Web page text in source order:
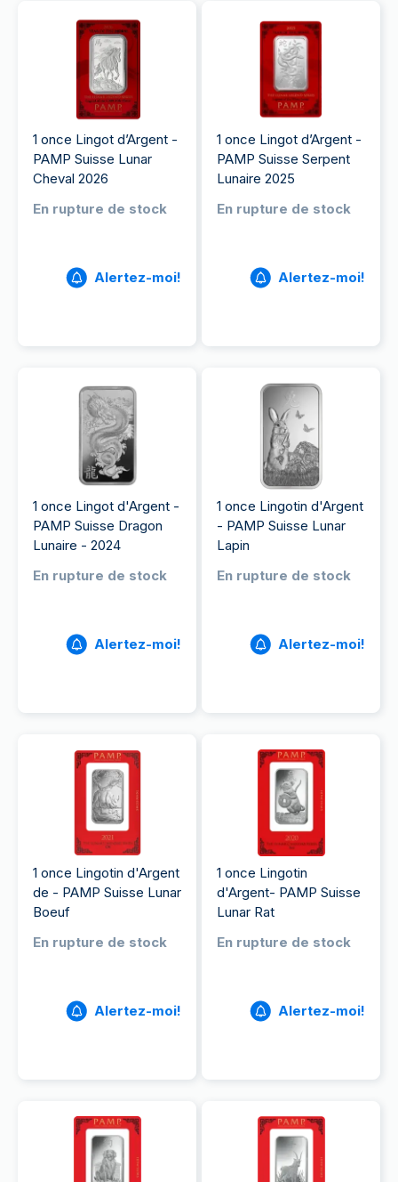
1 once Lingot d’Argent -
PAMP Suisse Lunar
Cheval 2026
En rupture de stock
Alertez-moi!
1 once Lingot d’Argent -
PAMP Suisse Serpent
Lunaire 2025
En rupture de stock
Alertez-moi!
1 once Lingot d'Argent -
PAMP Suisse Dragon
Lunaire - 2024
En rupture de stock
Alertez-moi!
1 once Lingotin d'Argent
- PAMP Suisse Lunar
Lapin
En rupture de stock
Alertez-moi!
1 once Lingotin d'Argent
de - PAMP Suisse Lunar
Boeuf
En rupture de stock
Alertez-moi!
1 once Lingotin
d'Argent- PAMP Suisse
Lunar Rat
En rupture de stock
Alertez-moi!